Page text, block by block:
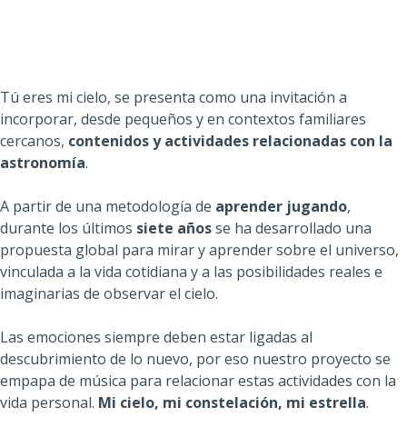
Tú eres mi cielo, se presenta como una invitación a
incorporar, desde pequeños y en contextos familiares
cercanos, contenidos y actividades relacionadas con la
astronomía.
A partir de una metodología de aprender jugando,
durante los últimos siete añosse ha desarrollado una
propuesta global para mirar y aprender sobre el universo,
vinculada a la vida cotidiana y a las posibilidades reales e
imaginarias de observar el cielo.
Las emociones siempre deben estar ligadas al
descubrimiento de lo nuevo, por eso nuestro proyecto se
empapa de música para relacionar estas actividades con la
vida personal. Mi cielo, mi constelación, mi estrella.